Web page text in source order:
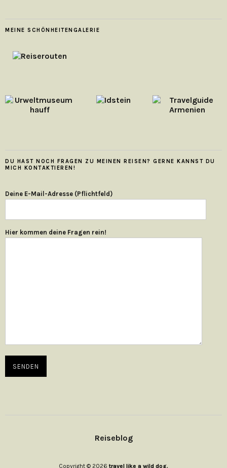
MEINE SCHÖNHEITENGALERIE
DU HAST NOCH FRAGEN ZU MEINEN REISEN? GERNE KANNST DU
MICH KONTAKTIEREN!
Deine E-Mail-Adresse (Pflichtfeld)
Hier kommen deine Fragen rein!
Reiseblog
Copyright © 2026travel like a wild dog.